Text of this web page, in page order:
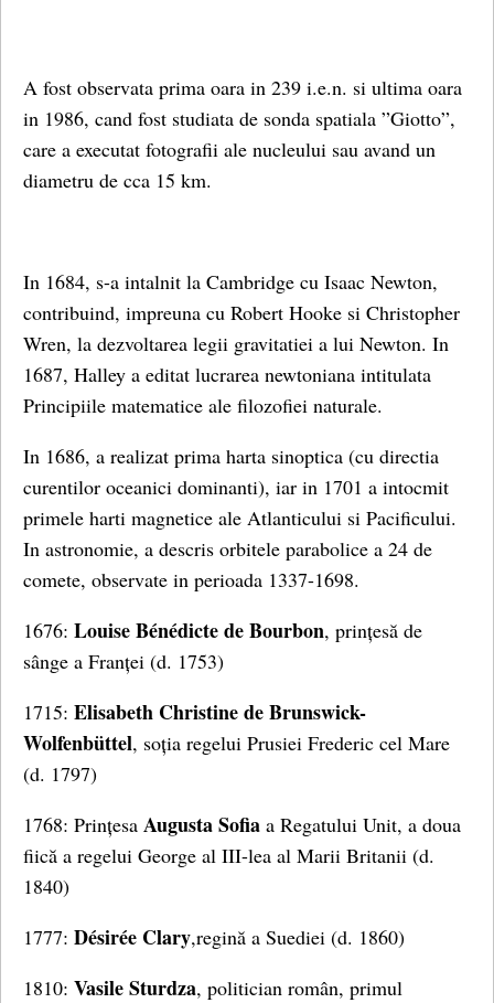
A fost observata prima oara in 239 i.e.n. si ultima oara
in 1986, cand fost studiata de sonda spatiala ”Giotto”,
care a executat fotografii ale nucleului sau avand un
diametru de cca 15 km.
In 1684, s-a intalnit la Cambridge cu Isaac Newton,
contribuind, impreuna cu Robert Hooke si Christopher
Wren, la dezvoltarea legii gravitatiei a lui Newton. In
1687, Halley a editat lucrarea newtoniana intitulata
Principiile matematice ale filozofiei naturale.
In 1686, a realizat prima harta sinoptica (cu directia
curentilor oceanici dominanti), iar in 1701 a intocmit
primele harti magnetice ale Atlanticului si Pacificului.
In astro­nomie, a descris orbitele parabolice a 24 de
comete, observate in perioada 1337-1698.
1676: Louise Bénédicte de Bourbon, prințesă de
sânge a Franței (d. 1753)
1715: Elisabeth Christine de Brunswick-
Wolfenbüttel, soția regelui Prusiei Frederic cel Mare
(d. 1797)
1768: Prințesa Augusta Sofia a Regatului Unit, a doua
fiică a regelui George al III-lea al Marii Britanii (d.
1840)
1777: Désirée Clary,regină a Suediei (d. 1860)
1810: Vasile Sturdza, politician român, primul